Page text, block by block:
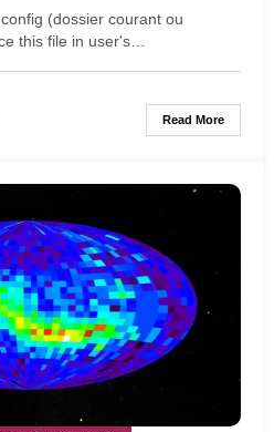
(dossier courant ou
this file in user's…
Read More